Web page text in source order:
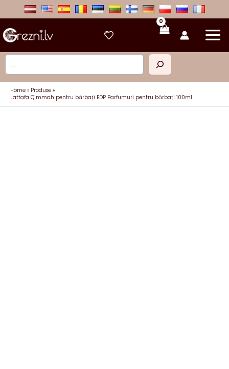
Caută
Home
Produse
Lattafa Qimmah pentru bărbați EDP Parfumuri pentru bărbați 100ml